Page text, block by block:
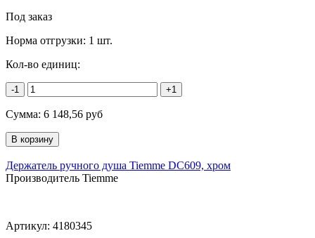
Под заказ
Норма отгрузки: 1 шт.
Кол-во единиц:
-1 +1
Сумма: 6 148,56 руб
Держатель ручного душа Tiemme DC609, хром
Производитель Tiemme
Артикул: 4180345